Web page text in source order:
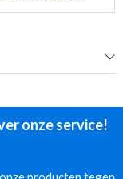
onze service!